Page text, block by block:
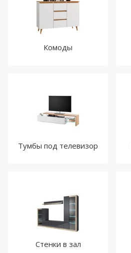
Комоды
Тумбы под телевизор
Стенки в зал